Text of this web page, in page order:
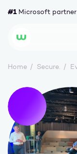
#1Microsoft partner
Wortell
Home Secure.